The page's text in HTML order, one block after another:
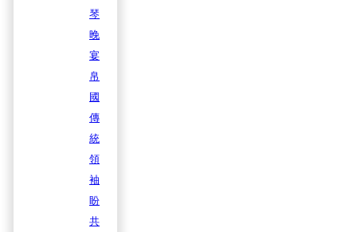
琴
晚
宴
帛
國
傳
統
領
袖
盼
共